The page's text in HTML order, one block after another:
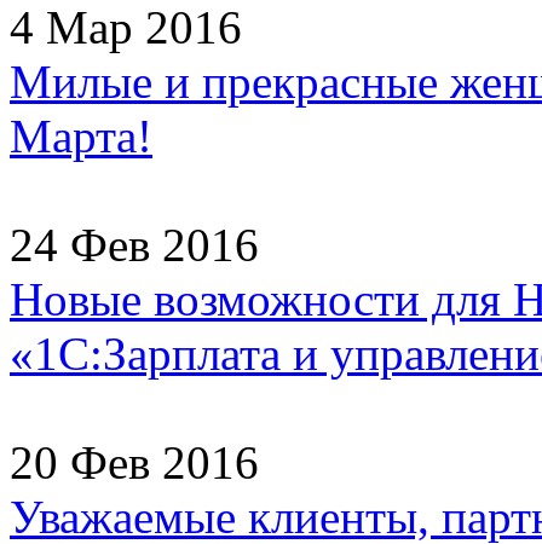
4 Мар 2016
Милые и прекрасные
Марта!
24 Фев 2016
Новые возможности для
«1С:Зарплата и
20 Фев 2016
Уважаемые клиенты,